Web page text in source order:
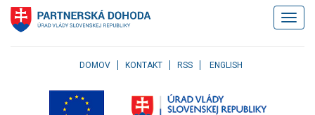
Klávesové
skratky
Skočiť
DOMOV KONTAKT RSS ENGLISH